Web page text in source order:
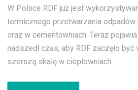
W Polsce RDF już jest
termicznego przetwarzania odpadów
oraz w cementowniach. Teraz
nadszedł czas, aby RDF zaczęło
szerszą skalę w ciepłowniach